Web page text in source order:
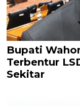
Bupati
Terbentur
Sekitar